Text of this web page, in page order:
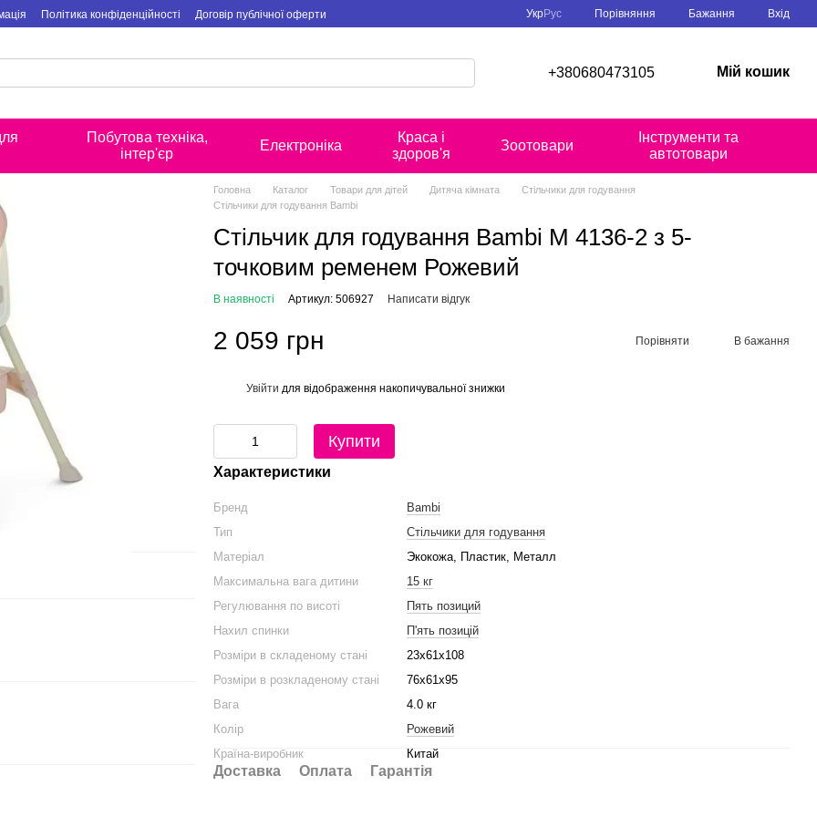
Політика конфіденційності Договір публічної оферти УкрРус Порівняння Бажання Вхід
+380680473105 Мій кошик
Побутова техніка,
інтер'єр
Електроніка
Краса і
здоров'я
Зоотовари
Інструменти та
автотовари
Головна Каталог Товари для дітей Дитяча кімната
Стільчики для годування
Стільчики для годування Bambi
Стільчик для годування Bambi M 4136-2 з 5-
точковим ременем Рожевий
В наявності Артикул: 506927 Написати відгук
2 059 грн Порівняти В бажання
Увійти для відображення накопичувальної знижки
Купити
Характеристики
Бренд
Bambi
Тип
Стільчики для годування
Матеріал
Экокожа, Пластик, Металл
Максимальна вага дитини
15 кг
Регулювання по висоті
Пять позиций
Нахил спинки
П'ять позицій
Розміри в складеному стані
23x61x108
Розміри в розкладеному стані
76x61x95
Вага
4.0 кг
Колір
Рожевий
Країна-виробник
Китай
Доставка Оплата Гарантія